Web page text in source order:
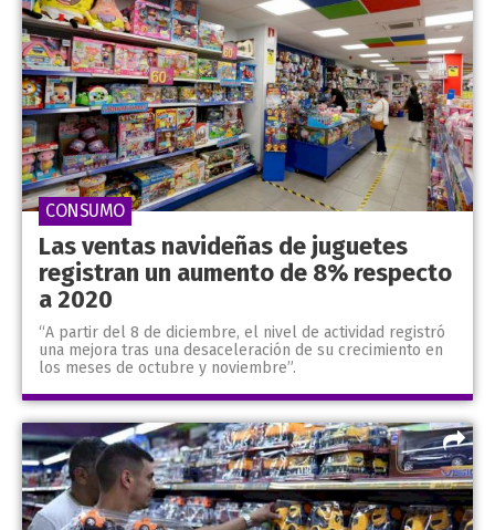
Las ventas navideñas de juguetes
registran un aumento de 8% respecto
a 2020
“A partir del 8 de diciembre, el nivel de actividad registró
una mejora tras una desaceleración de su crecimiento en
los meses de octubre y noviembre”.
CONSUMO